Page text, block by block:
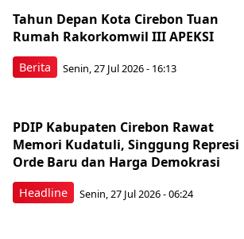
Berita
Tahun Depan Kota Cirebon Tuan
Rumah Rakorkomwil III APEKSI
Senin, 27 Jul 2026 - 16:13
Headline
PDIP Kabupaten Cirebon Rawat
Memori Kudatuli, Singgung Represi
Orde Baru dan Harga Demokrasi
Senin, 27 Jul 2026 - 06:24